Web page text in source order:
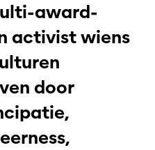
award-
activist wiens
door